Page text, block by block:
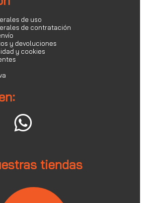
de uso
de contratación
y devoluciones
y cookies
tiendas